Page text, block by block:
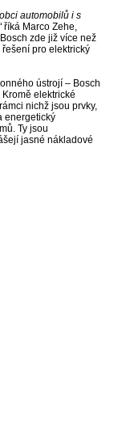
automobilů i s
říká Marco Zehe,
zde již více než
pro elektrický
ústrojí – Bosch
elektrické
nichž jsou prvky,
energetický
Ty jsou
jasné nákladové